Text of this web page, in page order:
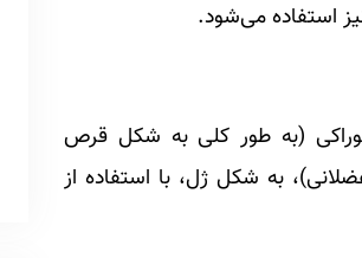
استفاده می‌شود.
(به طور کلی به شکل قرص
به شکل ژل، با استفاده از